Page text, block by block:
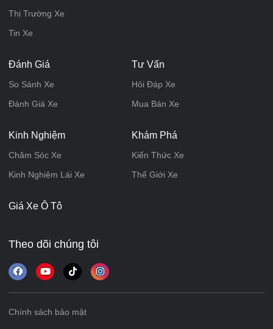
Thị Trường Xe
Tin Xe
Đánh Giá
So Sánh Xe
Đánh Giá Xe
Tư Vấn
Hỏi Đáp Xe
Mua Bán Xe
Kinh Nghiệm
Chăm Sóc Xe
Kinh Nghiệm Lái Xe
Khám Phá
Kiến Thức Xe
Thế Giới Xe
Giá Xe Ô Tô
Theo dõi chúng tôi
Chính sách bảo mật